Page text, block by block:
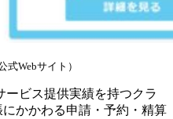
式Webサイト）
ービス提供実績を持つクラ
かかわる申請・予約・精算